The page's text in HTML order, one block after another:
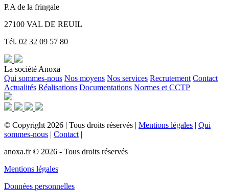
P.A de la fringale
27100 VAL DE REUIL
Tél. 02 32 09 57 80
La société Anoxa
Qui sommes-nous Nos moyens Nos services Recrutement Contact
Actualités Réalisations Documentations Normes et CCTP
© Copyright 2026 | Tous droits réservés | Mentions légales | Qui
sommes-nous | Contact |
anoxa.fr © 2026 - Tous droits réservés
Mentions légales
Données personnelles